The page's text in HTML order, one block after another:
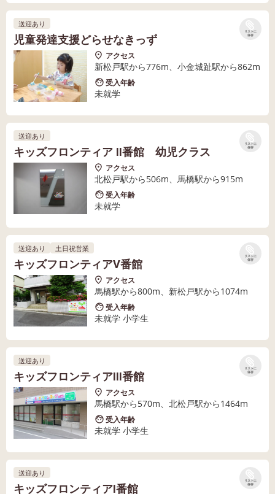
リストに
保存
送迎あり
児童発達支援どらせなきっず
アクセス
新松戸駅から776m、小金城趾駅から862m
受入年齢
未就学
リストに
保存
送迎あり
キッズフロンティア Ⅱ番館 幼児クラス
アクセス
北松戸駅から506m、馬橋駅から915m
受入年齢
未就学
リストに
保存
送迎あり 土日祝営業
キッズフロンティアⅤ番館
アクセス
馬橋駅から800m、新松戸駅から1074m
受入年齢
未就学 小学生
リストに
保存
送迎あり
キッズフロンティアⅢ番館
アクセス
馬橋駅から570m、北松戸駅から1464m
受入年齢
未就学 小学生
リストに
保存
送迎あり
キッズフロンティアⅠ番館